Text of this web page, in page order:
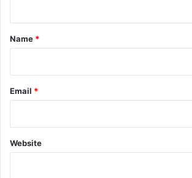
*
Name *
Email *
Website